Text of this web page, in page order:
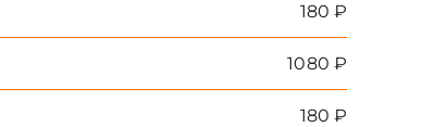
180 ₽
1080 ₽
180 ₽